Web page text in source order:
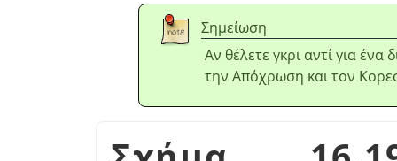
Σημείωση
Αν θέλετε γκρι αντί για
την Απόχρωση και τον